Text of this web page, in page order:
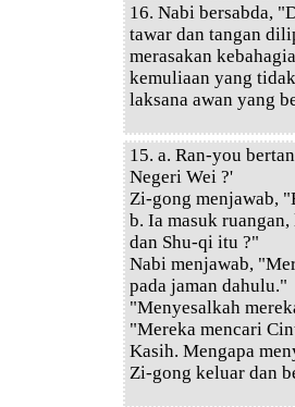
16. Nabi bersabda,
tawar dan tangan
merasakan
kemuliaan yang
laksana awan yang
15. a. Ran-you
Negeri Wei ?'
Zi-gong menjawab,
b. Ia masuk
dan Shu-qi itu ?"
Nabi menjawab,
pada jaman dahulu."
"Menyesalkah
"Mereka mencari
Kasih. Mengapa
Zi-gong keluar dan